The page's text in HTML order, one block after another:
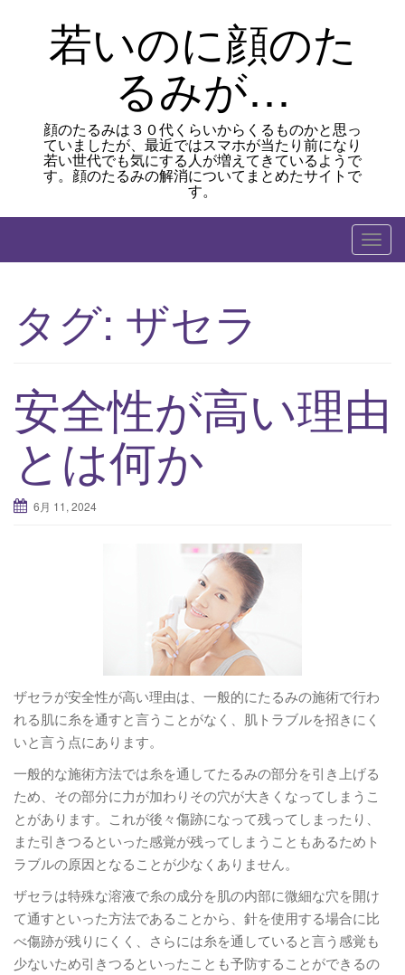
若いのに顔のた
るみが…
顔のたるみは３０代くらいからくるものかと思っ
ていましたが、最近ではスマホが当たり前になり
若い世代でも気にする人が増えてきているようで
す。顔のたるみの解消についてまとめたサイトで
す。
T
o
a
v
タグ: ザセラ
安全性が高い理由
とは何か
6月 11, 2024
ザセラが安全性が高い理由は、一般的にたるみの施術で行わ
れる肌に糸を通すと言うことがなく、肌トラブルを招きにく
いと言う点にあります。
一般的な施術方法では糸を通してたるみの部分を引き上げる
ため、その部分に力が加わりその穴が大きくなってしまうこ
とがあります。これが後々傷跡になって残ってしまったり、
また引きつるといった感覚が残ってしまうこともあるためト
ラブルの原因となることが少なくありません。
ザセラは特殊な溶液で糸の成分を肌の内部に微細な穴を開け
て通すといった方法であることから、針を使用する場合に比
べ傷跡が残りにくく、さらには糸を通していると言う感覚も
少ないため引きつるといったことも予防することができるの